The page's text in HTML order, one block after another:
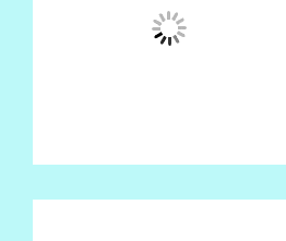
(Jika gak ada balasan,